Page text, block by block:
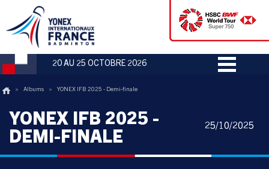
20 AU 25 OCTOBRE 2026
> Albums > YONEX IFB 2025 - Demi-finale
YONEX IFB 2025 -
DEMI-FINALE
25/10/2025